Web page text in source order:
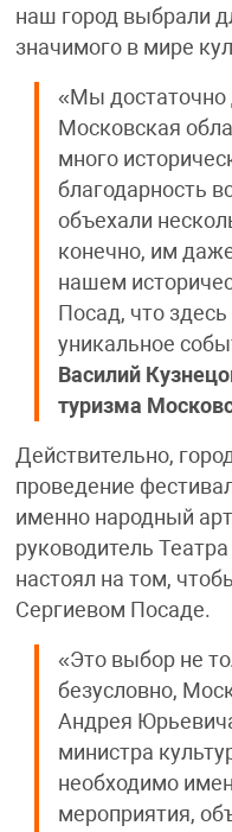
наш город выбрали
значимого в мире
«Мы достаточно
Московская
много
благодарность
объехали
конечно, им
нашем
Посад, что
уникальное
Василий
туризма
Действительно,
проведение
именно народный
руководитель
настоял на том,
Сергиевом Посаде.
«Это выбор не
безусловно,
Андрея
министра
необходимо
мероприятия,